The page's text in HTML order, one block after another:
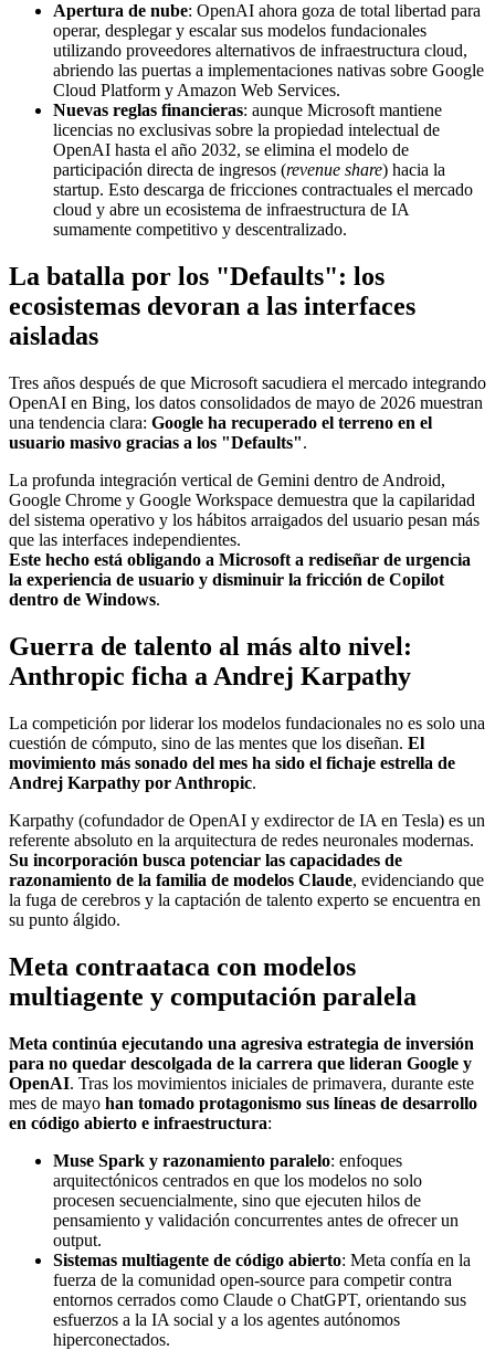
Apertura de nube: OpenAI ahora goza de total libertad para
operar, desplegar y escalar sus modelos fundacionales
utilizando proveedores alternativos de infraestructura cloud,
abriendo las puertas a implementaciones nativas sobre Google
Cloud Platform y Amazon Web Services.
Nuevas reglas financieras: aunque Microsoft mantiene
licencias no exclusivas sobre la propiedad intelectual de
OpenAI hasta el año 2032, se elimina el modelo de
participación directa de ingresos (revenue share) hacia la
startup. Esto descarga de fricciones contractuales el mercado
cloud y abre un ecosistema de infraestructura de IA
sumamente competitivo y descentralizado.
La batalla por los "Defaults": los
ecosistemas devoran a las interfaces
aisladas
Tres años después de que Microsoft sacudiera el mercado integrando
OpenAI en Bing, los datos consolidados de mayo de 2026 muestran
una tendencia clara: Google ha recuperado el terreno en el
usuario masivo gracias a los "Defaults".
La profunda integración vertical de Gemini dentro de Android,
Google Chrome y Google Workspace demuestra que la capilaridad
del sistema operativo y los hábitos arraigados del usuario pesan más
que las interfaces independientes.
Este hecho está obligando a Microsoft a rediseñar de urgencia
la experiencia de usuario y disminuir la fricción de Copilot
dentro de Windows.
Guerra de talento al más alto nivel:
Anthropic ficha a Andrej Karpathy
La competición por liderar los modelos fundacionales no es solo una
cuestión de cómputo, sino de las mentes que los diseñan. El
movimiento más sonado del mes ha sido el fichaje estrella de
Andrej Karpathy por Anthropic.
Karpathy (cofundador de OpenAI y exdirector de IA en Tesla) es un
referente absoluto en la arquitectura de redes neuronales modernas.
Su incorporación busca potenciar las capacidades de
razonamiento de la familia de modelos Claude, evidenciando que
la fuga de cerebros y la captación de talento experto se encuentra en
su punto álgido.
Meta contraataca con modelos
multiagente y computación paralela
Meta continúa ejecutando una agresiva estrategia de inversión
para no quedar descolgada de la carrera que lideran Google y
OpenAI. Tras los movimientos iniciales de primavera, durante este
mes de mayo han tomado protagonismo sus líneas de desarrollo
en código abierto e infraestructura:
Muse Spark y razonamiento paralelo: enfoques
arquitectónicos centrados en que los modelos no solo
procesen secuencialmente, sino que ejecuten hilos de
pensamiento y validación concurrentes antes de ofrecer un
output.
Sistemas multiagente de código abierto: Meta confía en la
fuerza de la comunidad open-source para competir contra
entornos cerrados como Claude o ChatGPT, orientando sus
esfuerzos a la IA social y a los agentes autónomos
hiperconectados.